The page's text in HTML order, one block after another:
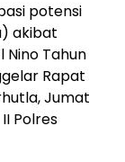
potensi
akibat
Nino Tahun
Rapat
Jumat
Polres